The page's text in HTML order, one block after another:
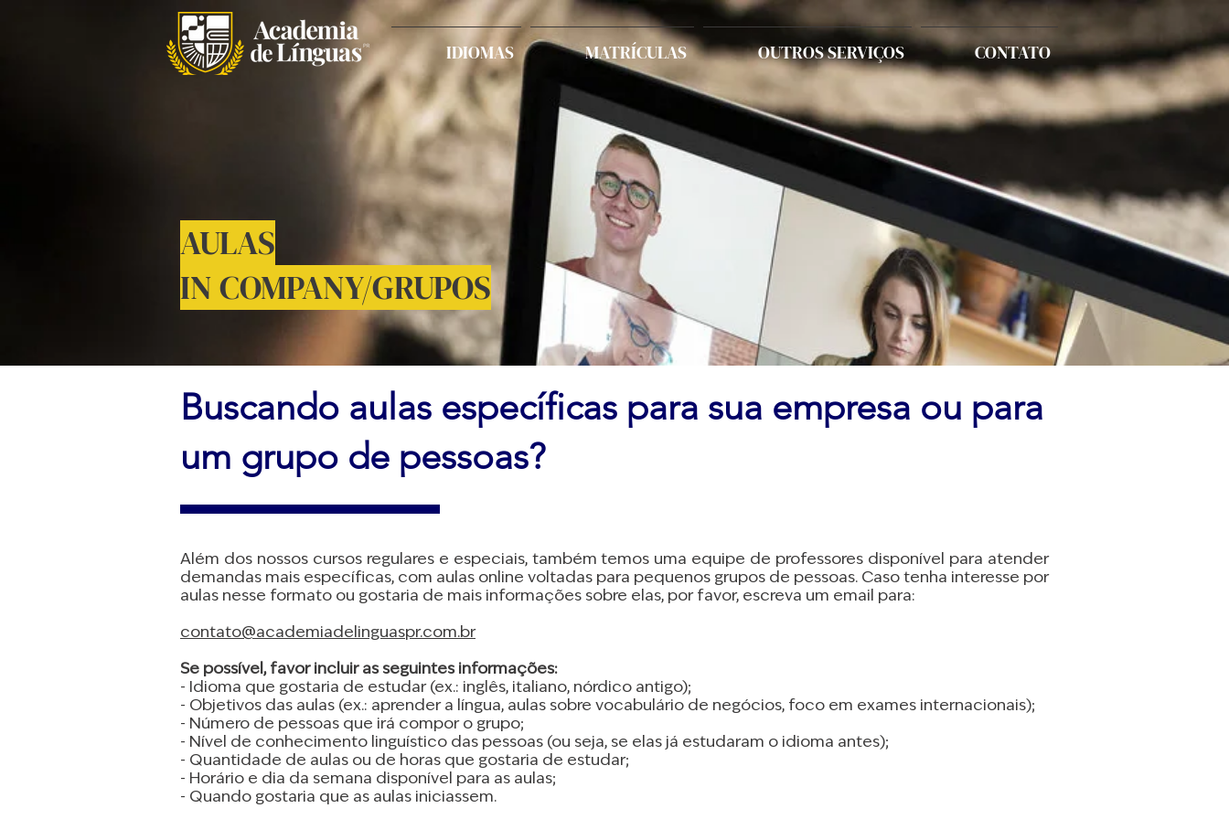
IDIOMAS MATRÍCULAS OUTROS SERVIÇOS CONTATO
AULAS
IN COMPANY/GRUPOS
Buscando aulas específicas para sua empresa ou para
um grupo de pessoas?
Além dos nossos cursos regulares e especiais, também temos uma equipe de professores disponível para atender
demandas mais específicas, com aulas online voltadas para pequenos grupos de pessoas. Caso tenha interesse por
aulas nesse formato ou gostaria de mais informações sobre elas, por favor, escreva um email para:
contato@academiadelinguaspr.com.br
Se possível, favor incluir as seguintes informações:
- Idioma que gostaria de estudar (ex.: inglês, italiano, nórdico antigo);
- Objetivos das aulas (ex.: aprender a língua, aulas sobre vocabulário de negócios, foco em exames internacionais);
- Número de pessoas que irá compor o grupo;
- Nível de conhecimento linguístico das pessoas (ou seja, se elas já estudaram o idioma antes);
- Quantidade de aulas ou de horas que gostaria de estudar;
- Horário e dia da semana disponível para as aulas;
- Quando gostaria que as aulas iniciassem.